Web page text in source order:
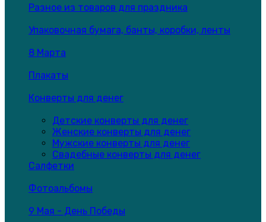
Разное из товаров для праздника
Упаковочная бумага, банты, коробки, ленты
8 Марта
Плакаты
Конверты для денег
Детские конверты для денег
Женские конверты для денег
Мужские конверты для денег
Свадебные конверты для денег
Салфетки
Фотоальбомы
9 Мая - День Победы